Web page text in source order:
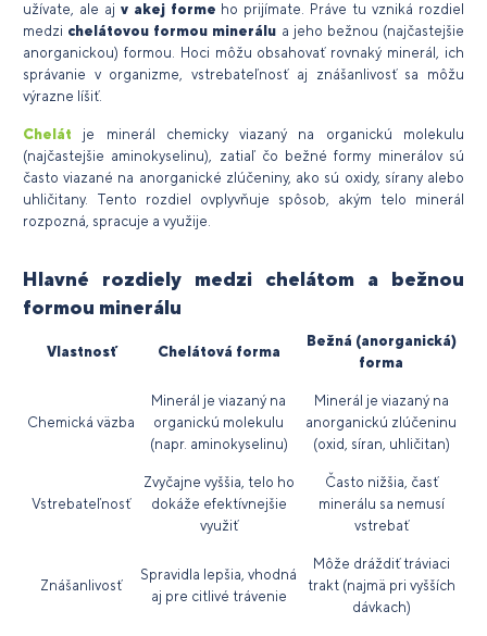
užívate, ale aj v akej forme ho prijímate. Práve tu vzniká rozdiel
medzi chelátovou formou minerálu a jeho bežnou (najčastejšie
anorganickou) formou. Hoci môžu obsahovať rovnaký minerál, ich
správanie v organizme, vstrebateľnosť aj znášanlivosť sa môžu
výrazne líšiť.
Chelát je minerál chemicky viazaný na organickú molekulu
(najčastejšie aminokyselinu), zatiaľ čo bežné formy minerálov sú
často viazané na anorganické zlúčeniny, ako sú oxidy, sírany alebo
uhličitany. Tento rozdiel ovplyvňuje spôsob, akým telo minerál
rozpozná, spracuje a využije.
Hlavné rozdiely medzi chelátom a bežnou
formou minerálu
Vlastnosť Chelátová forma
Bežná (anorganická)
forma
Chemická väzba
Minerál je viazaný na
organickú molekulu
(napr. aminokyselinu)
Minerál je viazaný na
anorganickú zlúčeninu
(oxid, síran, uhličitan)
Vstrebateľnosť
Zvyčajne vyššia, telo ho
dokáže efektívnejšie
využiť
Často nižšia, časť
minerálu sa nemusí
vstrebať
Znášanlivosť
Spravidla lepšia, vhodná
aj pre citlivé trávenie
Môže dráždiť tráviaci
trakt (najmä pri vyšších
dávkach)